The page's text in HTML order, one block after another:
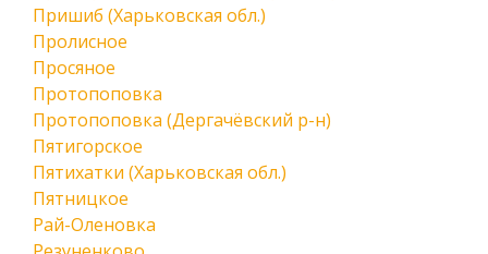
Пришиб (Харьковская обл.)
Пролисное
Просяное
Протопоповка
Протопоповка (Дергачёвский р-н)
Пятигорское
Пятихатки (Харьковская обл.)
Пятницкое
Рай-Оленовка